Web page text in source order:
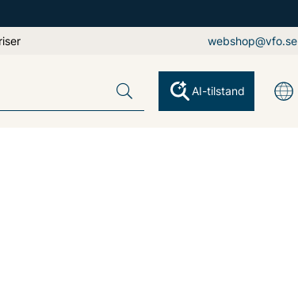
webshop@vfo.se
AI-tilstand